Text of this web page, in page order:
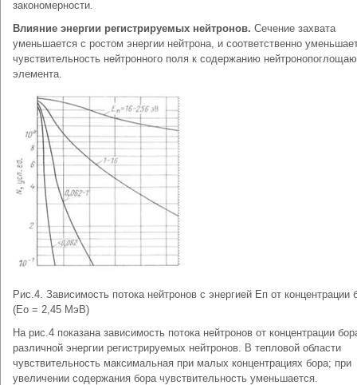
закономерности.
Влияние энергии регистрируемых нейтронов. Сечение захвата
уменьшается с ростом энергии нейтрона, и соответственно
чувствительность нейтронного поля к содержанию
элемента.
Рис.4. Зависимость потока нейтронов с энергией Еп от концентрации
(Ео = 2,45 МэВ)
На рис.4 показана зависимость потока нейтронов от концентрации
различной энергии регистрируемых нейтронов. В тепловой области
чувствительность максимальная при малых концентрациях бора; при
увеличении содержания бора чувствительность уменьшается.